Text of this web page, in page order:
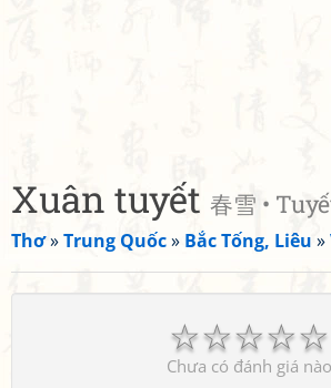
Xuân tuyết 春雪 •
Thơ»Trung Quốc» Bắc Tống, Liêu »
☆
☆
☆
☆
☆
Chưa có đánh giá nào